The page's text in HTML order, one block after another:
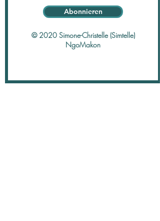
Abonnieren
© 2020 Simone-Christelle (Simtelle)
NgoMakon